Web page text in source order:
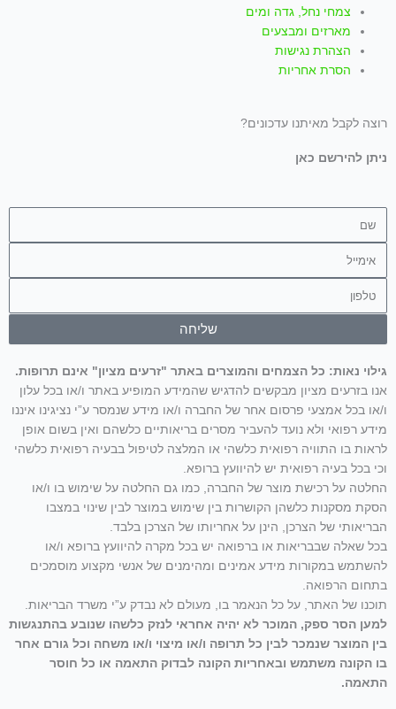
צמחי נחל, גדה ומים
מארזים ומבצעים
הצהרת נגישות
הסרת אחריות
רוצה לקבל מאיתנו עדכונים?
ניתן להירשם כאן
שליחה
גילוי נאות: כל הצמחים והמוצרים באתר "זרעים מציון" אינם תרופות.
אנו בזרעים מציון מבקשים להדגיש שהמידע המופיע באתר ו/או בכל עלון
ו/או בכל אמצעי פרסום אחר של החברה ו/או מידע שנמסר ע”י נציגינו איננו
מידע רפואי ולא נועד להעביר מסרים בריאותיים כלשהם ואין בשום אופן
לראות בו התוויה רפואית כלשהי או המלצה לטיפול בבעיה רפואית כלשהי
וכי בכל בעיה רפואית יש להיוועץ ברופא.
החלטה על רכישת מוצר של החברה, כמו גם החלטה על שימוש בו ו/או
הסקת מסקנות כלשהן הקושרות בין שימוש במוצר לבין שינוי במצבו
הבריאותי של הצרכן, הינן על אחריותו של הצרכן בלבד.
בכל שאלה שבבריאות או ברפואה יש בכל מקרה להיוועץ ברופא ו/או
להשתמש במקורות מידע אמינים ומהימנים של אנשי מקצוע מוסמכים
בתחום הרפואה.
תוכנו של האתר, על כל הנאמר בו, מעולם לא נבדק ע”י משרד הבריאות.
למען הסר ספק, המוכר לא יהיה אחראי לנזק כלשהו שנובע בהתנגשות
בין המוצר שנמכר לבין כל תרופה ו/או מיצוי ו/או משחה וכל גורם אחר
בו הקונה משתמש ובאחריות הקונה לבדוק התאמה או כל חוסר
התאמה.